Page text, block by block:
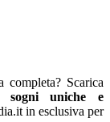
completa? Scarica
sogni uniche e
in esclusiva per